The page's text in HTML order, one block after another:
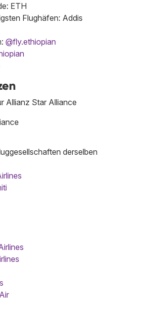
ETH
Flughäfen: Addis
@fly.ethiopian
Allianz Star Alliance
derselben